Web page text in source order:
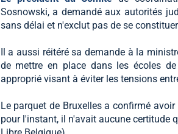
Sosnowski, a demandé aux autorités
sans délai et n'exclut pas de se
Il a aussi réitéré sa demande à la
de mettre en place dans les écoles
approprié visant à éviter les tensions
Le parquet de Bruxelles a confirmé
pour l'instant, il n'avait aucune certitude